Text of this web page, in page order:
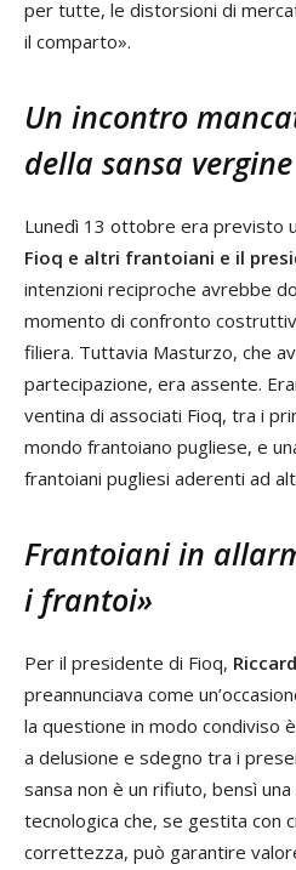
per tutte, le distorsioni di
il comparto».
Un incontro
della sansa vergine
Lunedì 13 ottobre era previsto
Fioq e altri frantoiani e il
intenzioni reciproche avrebbe
momento di confronto
filiera. Tuttavia Masturzo, che
partecipazione, era assente.
ventina di associati Fioq, tra i
mondo frantoiano pugliese, e
frantoiani pugliesi aderenti ad
Frantoiani in
i frantoi»
Per il presidente di Fioq,
preannunciava come
la questione in modo condiviso
a delusione e sdegno tra i
sansa non è un rifiuto, bensì
tecnologica che, se gestita con
correttezza, può garantire